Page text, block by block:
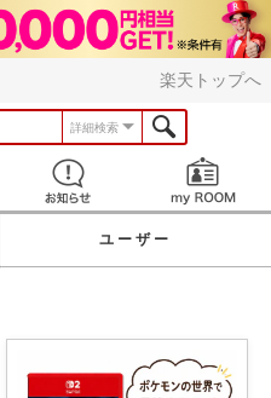
楽天トップへ
詳細検索
見つける お知らせ
ユーザー